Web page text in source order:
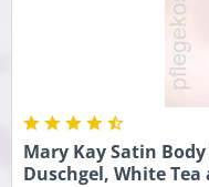
Mary Kay Satin
Duschgel, White